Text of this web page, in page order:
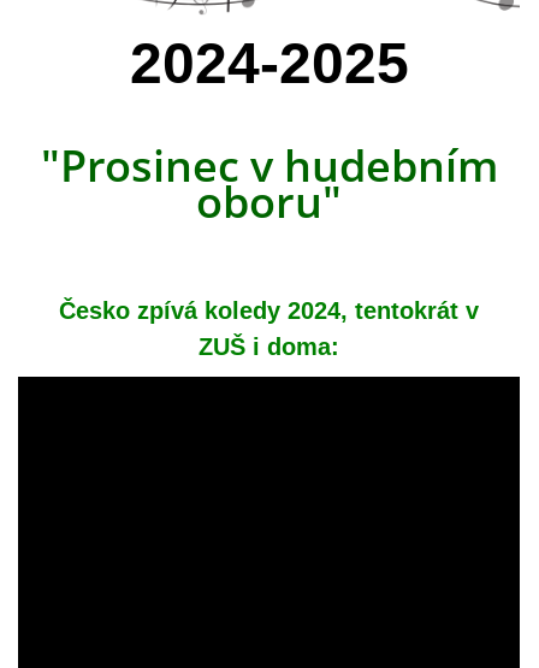
| Tisk
2024-2025
"Prosinec v hudebním
oboru"
Česko zpívá koledy 2024, tentokrát v
ZUŠ i doma: